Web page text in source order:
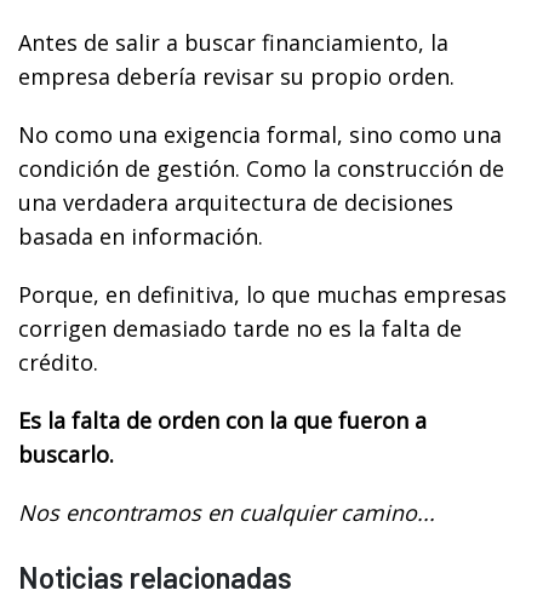
Antes de salir a buscar financiamiento, la
empresa debería revisar su propio orden.
No como una exigencia formal, sino como una
condición de gestión. Como la construcción de
una verdadera arquitectura de decisiones
basada en información.
Porque, en definitiva, lo que muchas empresas
corrigen demasiado tarde no es la falta de
crédito.
Es la falta de orden con la que fueron a
buscarlo.
Nos encontramos en cualquier camino...
Noticias relacionadas